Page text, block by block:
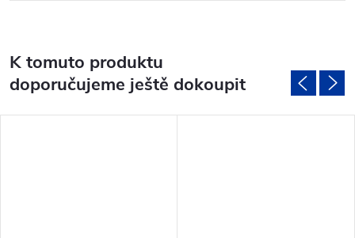
K tomuto produktu
doporučujeme ještě dokoupit